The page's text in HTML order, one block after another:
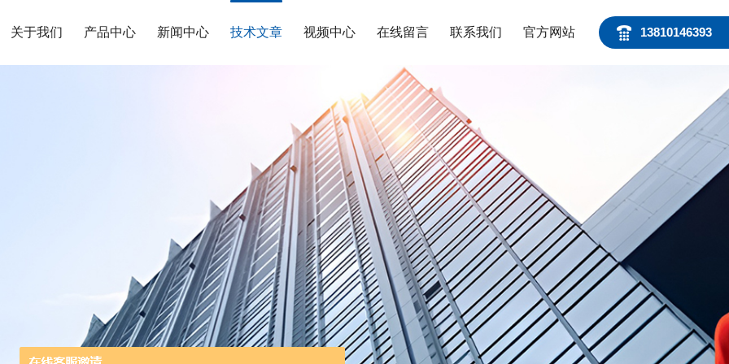
13810146393
关于我们 产品中心 新闻中心 技术文章 视频中心 在线留言 联系我们 官方网站